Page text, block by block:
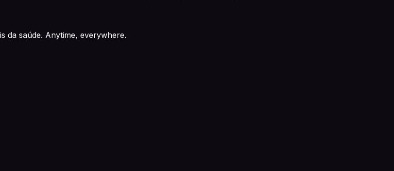
da saúde. Anytime, everywhere.